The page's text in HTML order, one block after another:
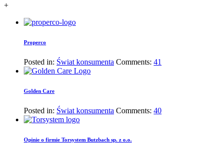
+
Properco
Posted in: Świat konsumenta Comments: 41
Golden Care
Posted in: Świat konsumenta Comments: 40
Opinie o firmie Torsystem Butzbach sp. z o.o.